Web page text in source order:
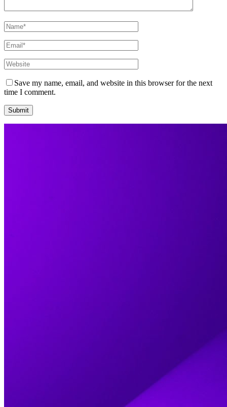
Save my name, email, and website in this browser for the next
time I comment.